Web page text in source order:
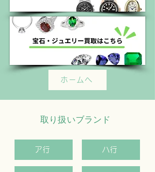
ホームへ
取り扱いブランド
ア行 ハ行